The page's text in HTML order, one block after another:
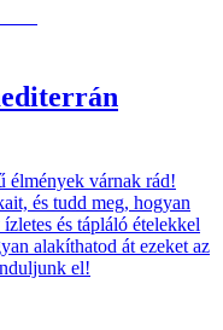
élmények várnak rád!
és tudd meg, hogyan
és tápláló ételekkel
alakíthatod át ezeket az
el!